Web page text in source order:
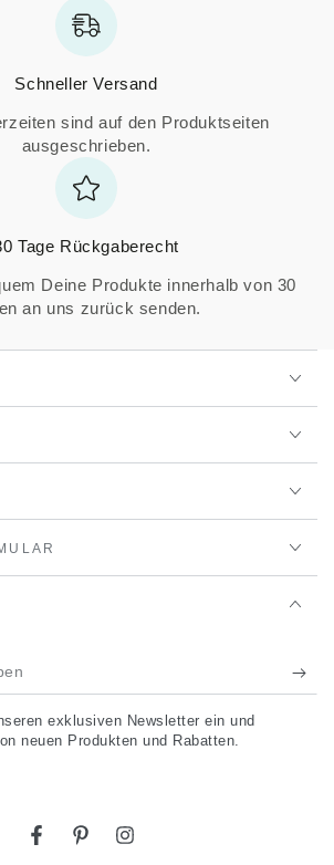
Schneller Versand
sind auf den Produktseiten
ausgeschrieben.
Tage Rückgaberecht
Deine Produkte innerhalb von 30
an uns zurück senden.
exklusiven Newsletter ein und
neuen Produkten und Rabatten.
FacebookPinterestInstagram